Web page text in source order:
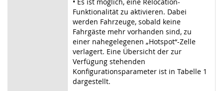
Funktionalität zu aktivieren. Dabei
werden Fahrzeuge, sobald keine
Fahrgäste mehr vorhanden sind, zu
einer nahegelegenen „Hotspot“-Zelle
verlagert. Eine Übersicht der zur
Verfügung stehenden
Konfigurationsparameter ist in Tabelle 1
dargestellt.